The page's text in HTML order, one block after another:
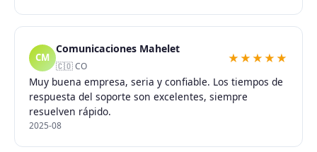
CM
Comunicaciones Mahelet
🇨🇴 CO
★★★★★
Muy buena empresa, seria y confiable. Los tiempos de
respuesta del soporte son excelentes, siempre
resuelven rápido.
2025-08